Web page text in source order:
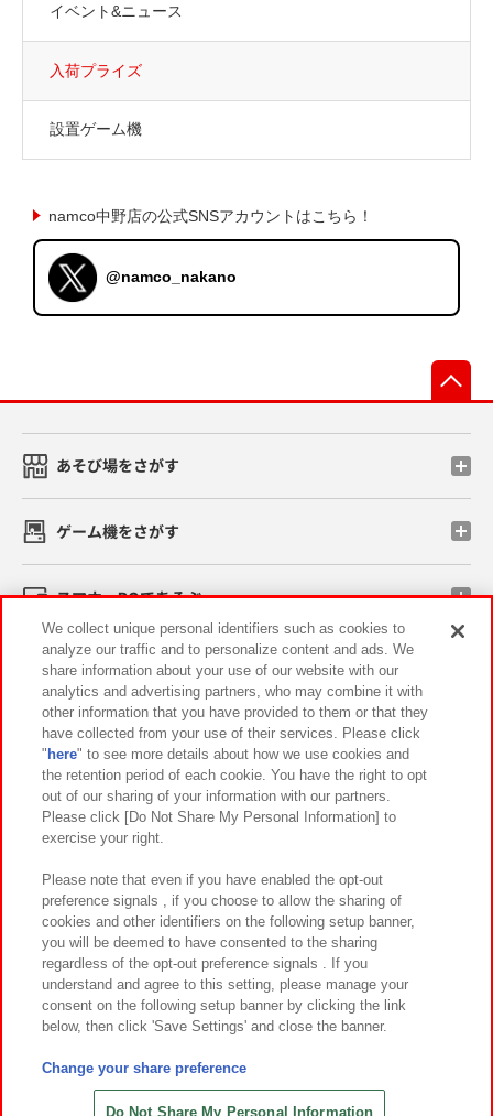
イベント&ニュース
入荷プライズ
設置ゲーム機
namco中野店の公式SNSアカウントはこちら！
@namco_nakano
あそび場をさがす
ゲーム機をさがす
スマホ・PCであそぶ
イベント・キャンペーン
関連会社 サステナビリティ サイトポリシー
プライバシーポリシー ウェブアクセシビリティ方針と検証結果
お取引先さまとともに
カスタマーハラスメント対応方針 よくあるご質問・お問い合わせ
©Bandai Namco Amusement Inc.
©Bandai Namco Amusement Lab Inc.
©HANAYASHIKI Co., Ltd. All Rights Reserved.
We collect unique personal identifiers such as cookies to
analyze our traffic and to personalize content and ads. We
share information about your use of our website with our
analytics and advertising partners, who may combine it with
other information that you have provided to them or that they
have collected from your use of their services. Please click
" here" to see more details about how we use cookies and
the retention period of each cookie. You have the right to opt
out of our sharing of your information with our partners.
Please click [Do Not Share My Personal Information] to
exercise your right.
Please note that even if you have enabled the opt-out
preference signals , if you choose to allow the sharing of
cookies and other identifiers on the following setup banner,
you will be deemed to have consented to the sharing
regardless of the opt-out preference signals . If you
understand and agree to this setting, please manage your
consent on the following setup banner by clicking the link
below, then click 'Save Settings' and close the banner.
Change your share preference
Do Not Share My Personal Information